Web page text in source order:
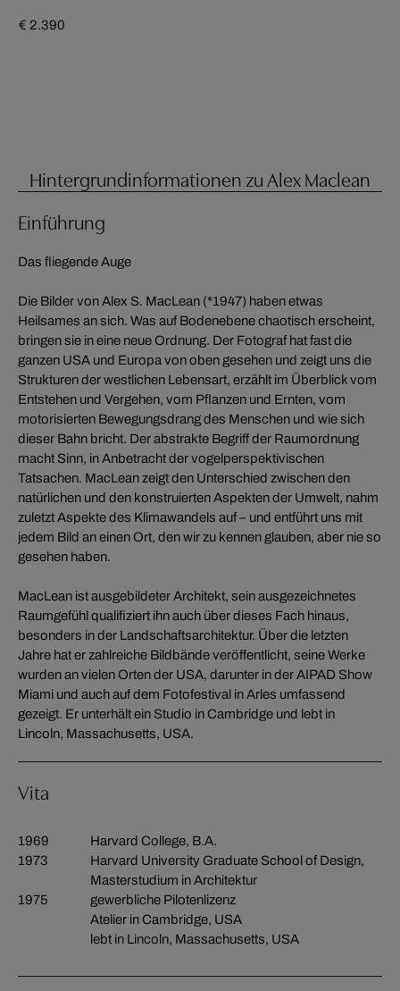
€ 2.390
Hintergrundinformationen zu Alex Maclean
Einführung
Das fliegende Auge
Die Bilder von Alex S. MacLean (*1947) haben etwas
Heilsames an sich. Was auf Bodenebene chaotisch erscheint,
bringen sie in eine neue Ordnung. Der Fotograf hat fast die
ganzen USA und Europa von oben gesehen und zeigt uns die
Strukturen der westlichen Lebensart, erzählt im Überblick vom
Entstehen und Vergehen, vom Pflanzen und Ernten, vom
motorisierten Bewegungsdrang des Menschen und wie sich
dieser Bahn bricht. Der abstrakte Begriff der Raumordnung
macht Sinn, in Anbetracht der vogelperspektivischen
Tatsachen. MacLean zeigt den Unterschied zwischen den
natürlichen und den konstruierten Aspekten der Umwelt, nahm
zuletzt Aspekte des Klimawandels auf – und entführt uns mit
jedem Bild an einen Ort, den wir zu kennen glauben, aber nie so
gesehen haben.
MacLean ist ausgebildeter Architekt, sein ausgezeichnetes
Raumgefühl qualifiziert ihn auch über dieses Fach hinaus,
besonders in der Landschaftsarchitektur. Über die letzten
Jahre hat er zahlreiche Bildbände veröffentlicht, seine Werke
wurden an vielen Orten der USA, darunter in der AIPAD Show
Miami und auch auf dem Fotofestival in Arles umfassend
gezeigt. Er unterhält ein Studio in Cambridge und lebt in
Lincoln, Massachusetts, USA.
Vita
1969
Harvard College, B.A.
1973
Harvard University Graduate School of Design,
Masterstudium in Architektur
1975
gewerbliche Pilotenlizenz
Atelier in Cambridge, USA
lebt in Lincoln, Massachusetts, USA